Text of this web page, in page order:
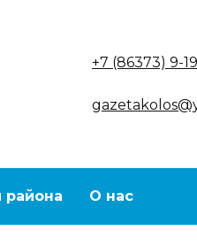
+7 (86373) 9-
района О нас